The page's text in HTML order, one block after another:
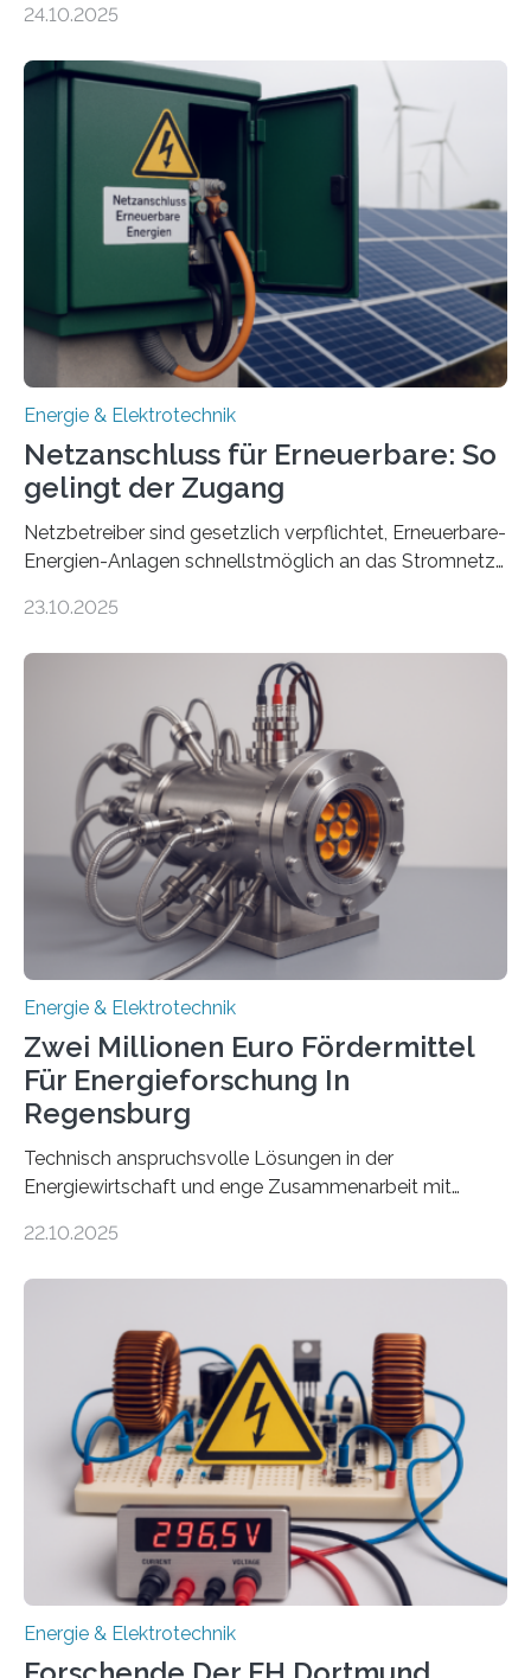
Forschungsprojekt „LAGER – Langzeitspeicherung in
Quartieren“ eingeworben. Ziel des Projekts ist die
Entwicklung, Erprobung und Demonstration von
Konzepten zur langfristigen Energiespeicherung in
sektorübergreifend vernetzten Energiesystemen. Das
Projekt startete am 15. Oktober 2025, hat eine Laufzeit
von drei Jahren und ein Gesamtvolumen von rund 2,9
Millionen Euro, wovon 2,6 Millionen Euro durch das
Ministerium für Umwelt, Klima und…
24.10.2025
Energie & Elektrotechnik
Netzanschluss für Erneuerbare: So
gelingt der Zugang
Netzbetreiber sind gesetzlich verpflichtet, Erneuerbare-
Energien-Anlagen schnellstmöglich an das Stromnetz
ermöglichen. Doch der dafür nötige Netzausbau hinkt
einem „Anschlussstau“. Die Stiftung
Umweltenergierecht hat den Rechtsrahmen in einem
neuen Bericht für die Praxis eingeordnet – inklusive der
Rolle von flexiblen Netzanschlussvereinbarungen. Der
Netzanschluss von Erneuerbare-Energien-Anlagen
(EE-Anlagen) ist entscheidend für die Energiewende.
Denn ohne Anschluss an das Netz kann kein Strom
eingespeist werden. Nach dem Erneuerbare-Energien-
Gesetz (EEG) sind Netzbetreiber…
23.10.2025
Energie & Elektrotechnik
Zwei Millionen Euro Fördermittel
Für Energieforschung In
Regensburg
Technisch anspruchsvolle Lösungen in der
Energiewirtschaft und enge Zusammenarbeit mit
neuen EU-geförderten Transfer-Projekte zu
Energietechnologien werden vom Europäischen
Sozialfonds Plus (ESF+) gefördert – mit einer
Gesamtsumme von mehr als zwei Millionen Euro.
Damit zählt die Hochschule zu den großen
Gewinnerinnen der aktuellen Förderrunde des
Bayerischen Wissenschaftsministeriums. Im
Mittelpunkt steht der direkte Wissenstransfer: Neue
wissenschaftliche Erkenntnisse sollen rasch in die
22.10.2025
Energie & Elektrotechnik